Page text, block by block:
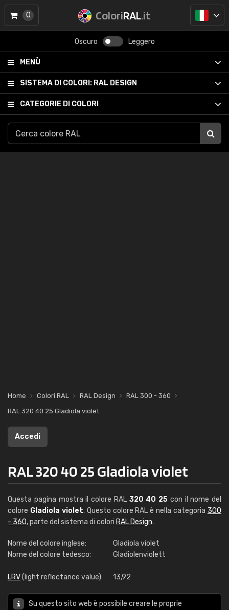
ColoriRAL.it
Oscuro Leggero
MENÙ
SISTEMA DI COLORI: RAL DESIGN
CATEGORIE DI COLORI
0
Home Colori RAL RAL Design
RAL 300 - 360
RAL 320 40 25 Gladiola violet
Accedi
RAL 320 40 25 Gladiola violet
Questa pagina mostra il colore RAL 320 40 25 con il nome del
colore Gladiola violet. Questo colore RAL è nella categoria 300
- 360, parte del sistema di colori RAL Design.
Nome del colore inglese:
Gladiola violet
Nome del colore tedesco:
Gladiolenviolett
LRV(light reflectance value): 13,92
Su questo sito web è possibile creare le proprie